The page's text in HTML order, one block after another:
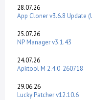
28.07.26
App Cloner v3.6.8 Update
25.07.26
NP Manager v3.1.43
24.07.26
Apktool M 2.4.0-260718
29.06.26
Lucky Patcher v12.10.6